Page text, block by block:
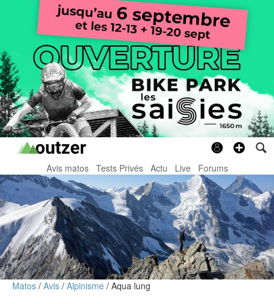
Avis matos Tests Privés Actu Live Forums
Matos Avis Alpinisme Aqua lung